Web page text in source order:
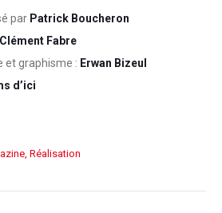
par Patrick Boucheron
Clément Fabre
et graphisme : Erwan Bizeul
d’ici
, Réalisation